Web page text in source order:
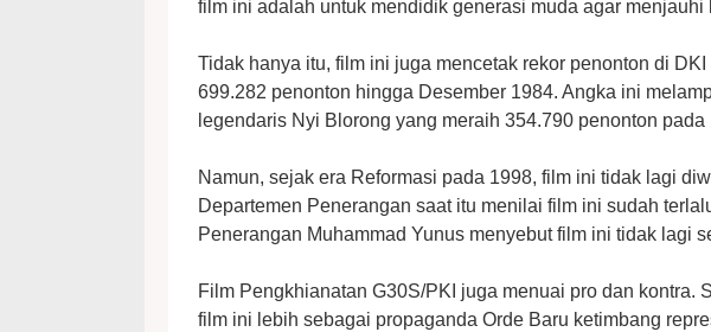
film ini adalah untuk mendidik generasi muda agar menjauhi
Tidak hanya itu, film ini juga mencetak rekor penonton di
699.282 penonton hingga Desember 1984. Angka ini
legendaris Nyi Blorong yang meraih 354.790 penonton pada
Namun, sejak era Reformasi pada 1998, film ini tidak lagi
Departemen Penerangan saat itu menilai film ini sudah
Penerangan Muhammad Yunus menyebut film ini tidak lagi
Film Pengkhianatan G30S/PKI juga menuai pro dan kontra.
film ini lebih sebagai propaganda Orde Baru ketimbang